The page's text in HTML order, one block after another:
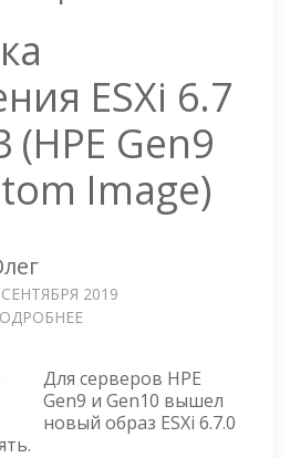
ESXi 6.7
(HPE Gen9
Image)
2019
ESXI
6.7
UPDATE
Для серверов HPE
Gen9 и Gen10 вышел
новый образ ESXi 6.7.0